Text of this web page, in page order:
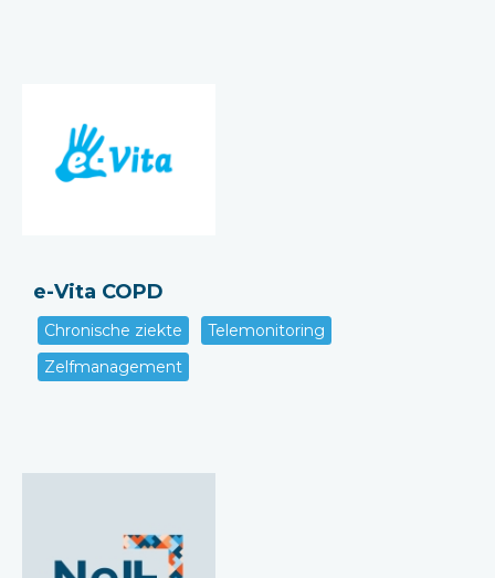
e-Vita COPD
Chronische ziekte
Telemonitoring
Zelfmanagement